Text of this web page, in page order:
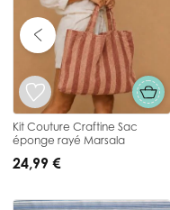
Kit Couture Craftine Sac
éponge rayé Marsala
24,99 €